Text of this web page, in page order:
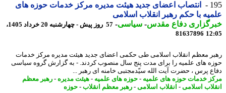
انتصاب اعضای جدید هیئت مدیره مرکز خدمات حوزه های
با حکم رهبر انقلاب اسلامی
دفاع مقدس-سیاسی-
57 روز پیش - چهارشنبه 20 خرداد 1405،
81637896
معظم انقلاب اسلامی طی حکمی اعضای جدید هیئت مدیره مرکز خدمات
های علمیه را برای مدت پنج سال منصوب کردند. - به گزارش گروه سیاسی
پرس ، حضرت آیت الله سیّدمجتبی خامنه ای رهبر ...
خدمات حوزه های علمیه-حوزه های علمیه-هیئت مدیره-رهبر معظم
اسلامی-انقلاب اسلامی-رهبر معظم انقلاب-حوزه